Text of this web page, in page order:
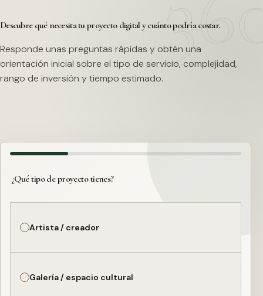
Descubre qué necesita tu proyecto digital y cuánto podría costar.
Responde unas preguntas rápidas y obtén una
orientación inicial sobre el tipo de servicio, complejidad,
rango de inversión y tiempo estimado.
¿Qué tipo de proyecto tienes?
Artista / creador
Galería / espacio cultural